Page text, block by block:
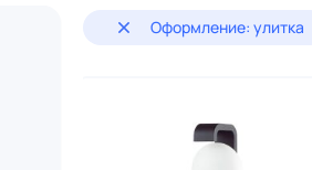
Оформление: улитка